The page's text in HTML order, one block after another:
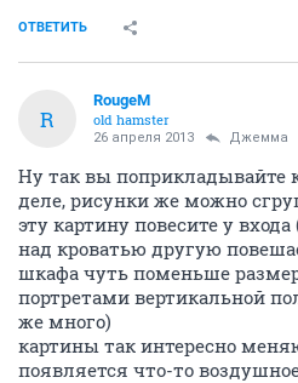
ОТВЕТИТЬ
R
RougeM
old hamster
26 апреля 2013 Джемма
Ну так вы поприкладывайте
деле, рисунки же можно
эту картину повесите у
над кроватью другую
шкафа чуть поменьше
портретами вертикальной
же много)
картины так интересно
появляется что-то